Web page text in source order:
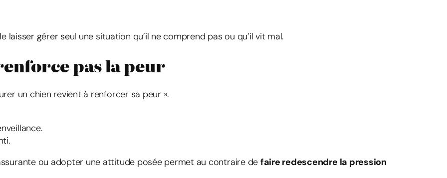
laisser gérer seul une situation qu’il ne comprend pas ou qu’il vit mal.
pas la peur
un chien revient à renforcer sa peur ».
ou adopter une attitude posée permet au contraire de faire redescendre la pression